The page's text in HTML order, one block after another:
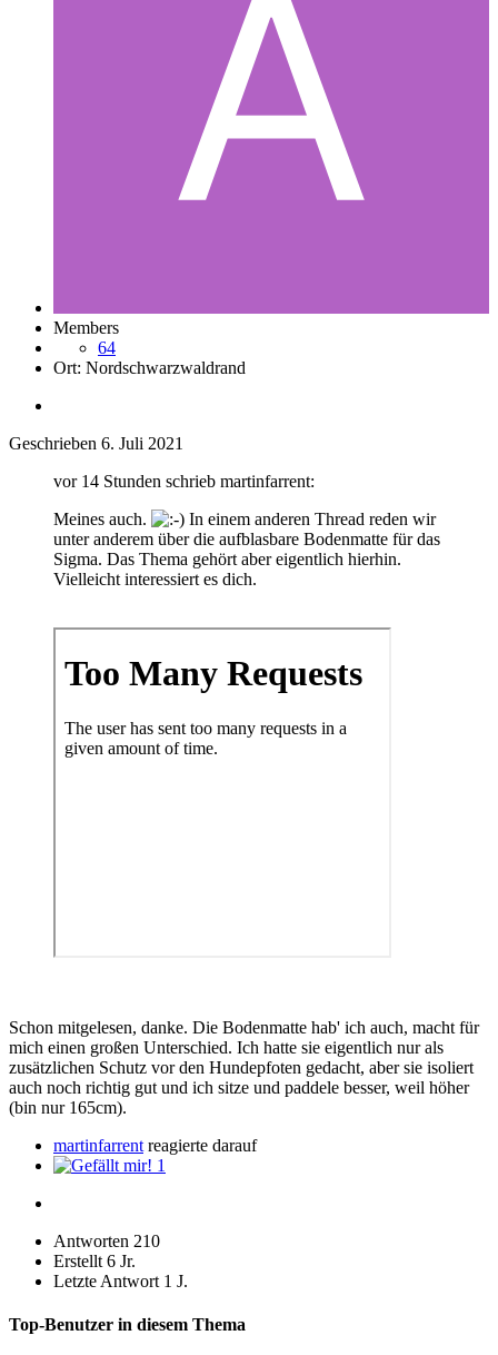
Members
64
Ort: Nordschwarzwaldrand
Geschrieben 6. Juli 2021
vor 14 Stunden schrieb martinfarrent:
Meines auch.
In einem anderen Thread reden wir
unter anderem über die aufblasbare Bodenmatte für das
Sigma. Das Thema gehört aber eigentlich hierhin.
Vielleicht interessiert es dich.
Schon mitgelesen, danke. Die Bodenmatte hab' ich auch, macht für
mich einen großen Unterschied. Ich hatte sie eigentlich nur als
zusätzlichen Schutz vor den Hundepfoten gedacht, aber sie isoliert
auch noch richtig gut und ich sitze und paddele besser, weil höher
(bin nur 165cm).
martinfarrent reagierte darauf
1
Antworten 210
Erstellt 6 Jr.
Letzte Antwort 1 J.
Top-Benutzer in diesem Thema